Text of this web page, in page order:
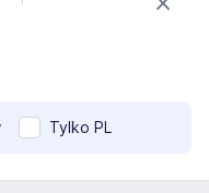
Tylko PL